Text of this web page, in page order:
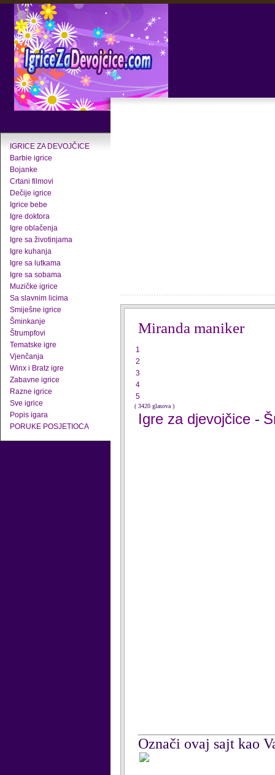
IGRICE ZA DEVOJČICE
Barbie igrice
Bojanke
Crtani filmovi
Dečije igrice
Igrice bebe
Igre doktora
Igre oblačenja
Igre sa životinjama
Igre kuhanja
Igre sa lutkama
Igre sa sobama
Muzičke igrice
Sa slavnim licima
Smiješne igrice
Šminkanje
Štrumpfovi
Tematske igre
Vjenčanja
Winx i Bratz igre
Zabavne igrice
Razne igrice
Sve igrice
Popis igara
PORUKE POSJETIOCA
Miranda maniker
1
2
3
4
5
( 3420 glasova )
Igre za djevojčice -
Označi ovaj sajt kao